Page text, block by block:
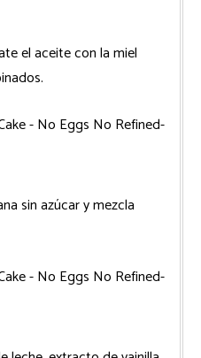
el aceite con la miel
sin azúcar y mezcla